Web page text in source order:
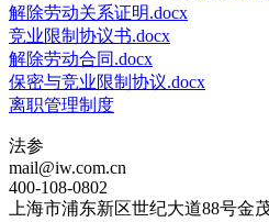
解除劳动关系证明.docx
竞业限制协议书.docx
解除劳动合同.docx
保密与竞业限制协议.docx
离职管理制度
法参
mail@iw.com.cn
400-108-0802
上海市浦东新区世纪大道88号金